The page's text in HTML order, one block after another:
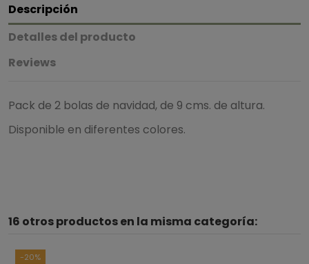
Descripción
Detalles del producto
Reviews
Pack de 2 bolas de navidad, de 9 cms. de altura.
Disponible en diferentes colores.
16 otros productos en la misma categoría:
-20%